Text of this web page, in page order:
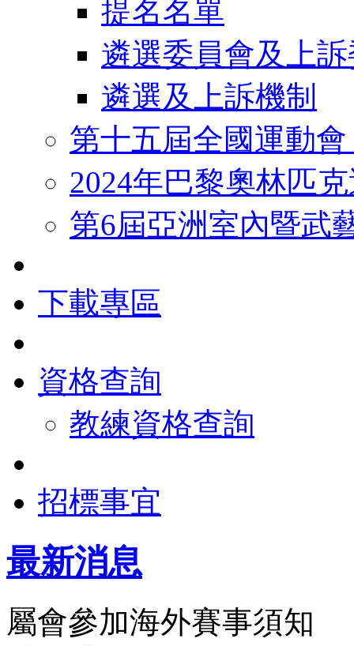
提名名單
遴選委員會及上
遴選及上訴機制
第十五屆全國運動
2024年巴黎奧林匹
第6屆亞洲室內暨武
下載專區
資格查詢
教練資格查詢
招標事宜
最新消息
屬會參加海外賽事須知